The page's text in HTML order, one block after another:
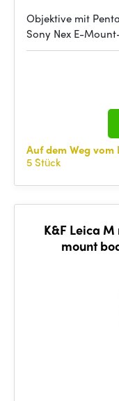
Objektive mit
Sony Nex E-
Auf dem Weg
5 Stück
K&F Leica M
mount